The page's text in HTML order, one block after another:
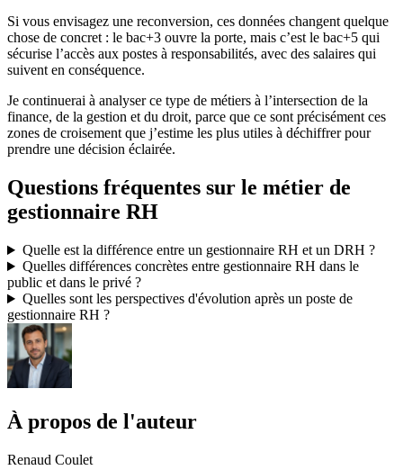
Si vous envisagez une reconversion, ces données changent quelque
chose de concret : le bac+3 ouvre la porte, mais c’est le bac+5 qui
sécurise l’accès aux postes à responsabilités, avec des salaires qui
suivent en conséquence.
Je continuerai à analyser ce type de métiers à l’intersection de la
finance, de la gestion et du droit, parce que ce sont précisément ces
zones de croisement que j’estime les plus utiles à déchiffrer pour
prendre une décision éclairée.
Questions fréquentes sur le métier de
gestionnaire RH
Quelle est la différence entre un gestionnaire RH et un DRH ?
Quelles différences concrètes entre gestionnaire RH dans le
public et dans le privé ?
Quelles sont les perspectives d'évolution après un poste de
gestionnaire RH ?
À propos de l'auteur
Renaud Coulet